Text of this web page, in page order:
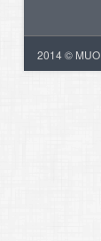
2014 © MUO